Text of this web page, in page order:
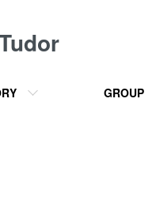
GROUP